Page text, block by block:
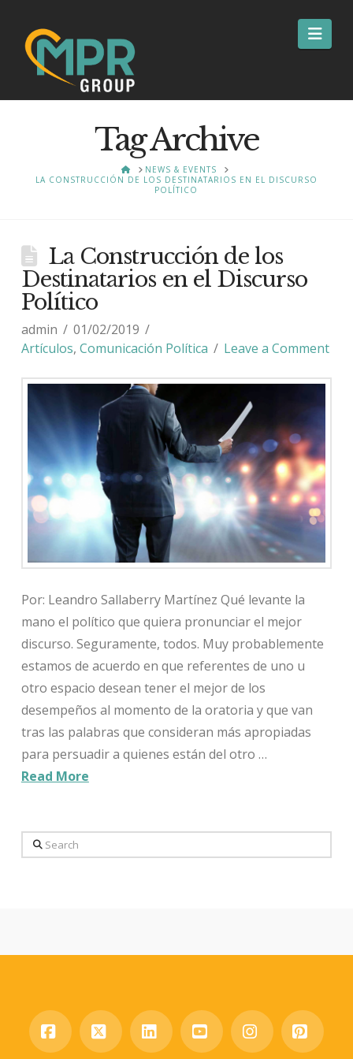
Tag Archive
HOMENEWS & EVENTS
LA CONSTRUCCIÓN DE LOS DESTINATARIOS EN EL DISCURSO
POLÍTICO
La Construcción de los
Destinatarios en el Discurso
Político
admin
01/02/2019
Artículos, Comunicación Política Leave a Comment
Por: Leandro Sallaberry Martínez Qué levante la
mano el político que quiera pronunciar el mejor
discurso. Seguramente, todos. Muy probablemente
estamos de acuerdo en que referentes de uno u
otro espacio desean tener el mejor de los
desempeños al momento de la oratoria y que van
tras las palabras que consideran más apropiadas
para persuadir a quienes están del otro …
Read More
Search